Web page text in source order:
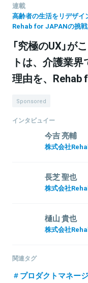
連載
高齢者の生活をリデザイ
Rehab for JAPANの挑戦
「究極のUX」
トは、介護業
理由を、Rehab
Sponsored
インタビュイー
今吉 亮輔
株式会社
株式会社リクルートに
ち上げを担当。その
『SUUMO』のUXデザ
て、商品企画を担当。
し、現在はプロダクト
定・UI／UXを担当。
関連情報をみる
長芝 聖也
株式会社
祉施設、急性期病院等
11月よりRehabにジョ
は営業部にて全国のデ
提案を行うかたわら、
樋山 貴也
株式会社
ライフスタイル系メデ
Webディレクションを
ォームを構築する株式
関連タグ
プロダクトマネージ